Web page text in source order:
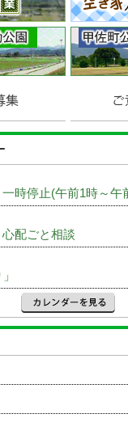
時停止(午前1時～午
配ごと相談